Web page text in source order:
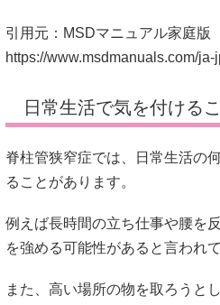
引用元：MSDマニュアル家庭版
https://www.msdmanuals.com/ja-
日常生活で気を付ける
脊柱管狭窄症では、日常生活の
ることがあります。
例えば長時間の立ち仕事や腰を
を強める可能性があると言われて
また、高い場所の物を取ろうと